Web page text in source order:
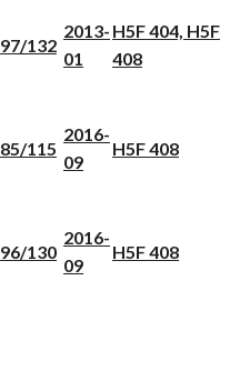
97/132
2013-
01
H5F 404, H5F
408
85/115
2016-
09
H5F 408
96/130
2016-
09
H5F 408